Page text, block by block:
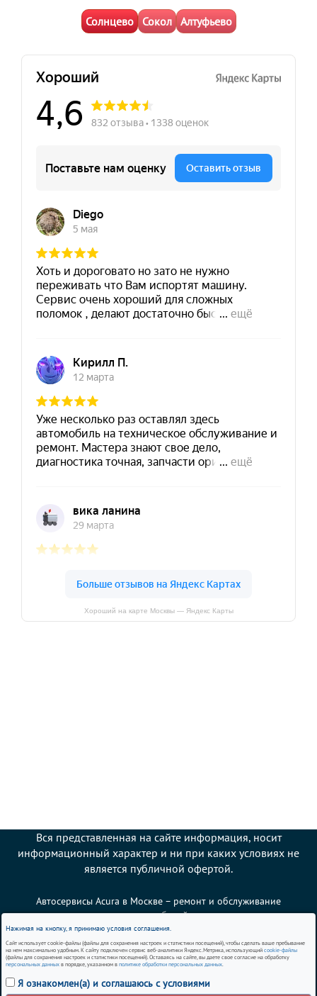
Нажимая на кнопку, я принимаю условия соглашения.
Сайт использует cookie-файлы (файлы для сохранения настроек и статистики посещений), чтобы сделать ваше пребывание
на нем максимально удобным. К сайту подключен сервис веб-аналитики Яндекс.Метрика, использующий cookie-файлы
(файлы для сохранения настроек и статистики посещений). Оставаясь на сайте, вы даете свое согласие на обработку
персональных данных в порядке, указанном в политике обработки персональных данных.
Я ознакомлен(а) и соглашаюсь с условиями
Солнцево Сокол Алтуфьево
Хороший на карте Москвы — Яндекс Карты
Вся представленная на сайте информация, носит
информационный характер и ни при каких условиях не
является публичной офертой.
Автосервисы Acura в Москве – ремонт и обслуживание
автомобилей
Политика использования cookies
Согласие на обработку персональных данных